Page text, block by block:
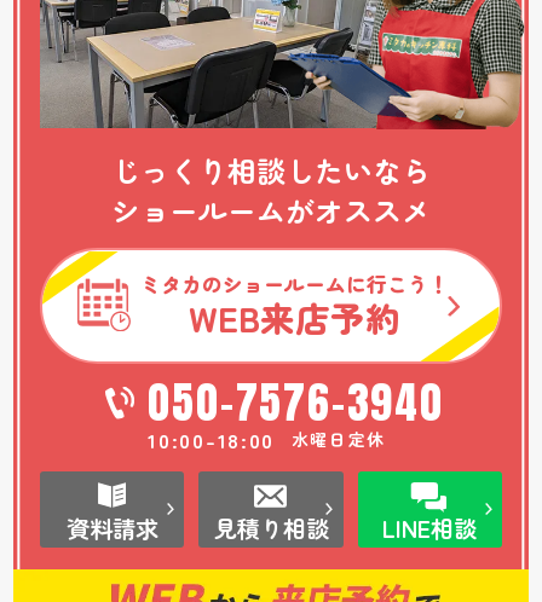
じっくり相談したいなら
ショールームがオススメ
ミタカのショールームに行こう！
WEB来店予約
050-7576-3940
10:00-18:00 水曜日定休
資料請求 見積り相談 LINE相談